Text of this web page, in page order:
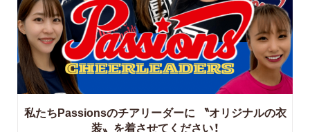
私たちPassionsのチアリーダーに 〝オリジナルの衣
装〟を着させてください！